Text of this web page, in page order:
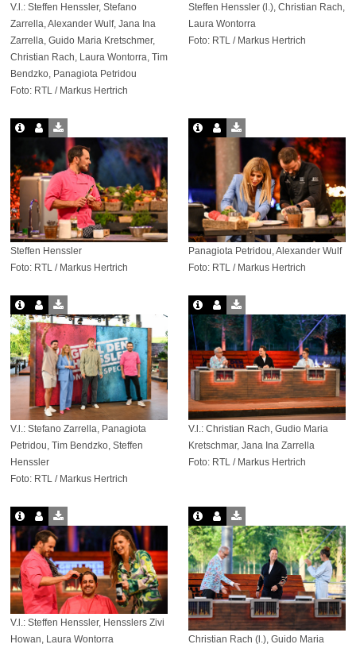
V.l.: Steffen Henssler, Stefano
Zarrella, Alexander Wulf, Jana Ina
Zarrella, Guido Maria Kretschmer,
Christian Rach, Laura Wontorra, Tim
Bendzko, Panagiota Petridou
Foto: RTL / Markus Hertrich
Steffen Henssler (l.), Christian Rach,
Laura Wontorra
Foto: RTL / Markus Hertrich
Steffen Henssler
Foto: RTL / Markus Hertrich
Panagiota Petridou, Alexander Wulf
Foto: RTL / Markus Hertrich
V.l.: Stefano Zarrella, Panagiota
Petridou, Tim Bendzko, Steffen
Henssler
Foto: RTL / Markus Hertrich
V.l.: Christian Rach, Gudio Maria
Kretschmar, Jana Ina Zarrella
Foto: RTL / Markus Hertrich
V.l.: Steffen Henssler, Hensslers Zivi
Howan, Laura Wontorra
Christian Rach (l.), Guido Maria